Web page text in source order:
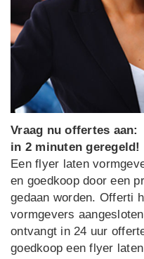
Vraag nu offertes aan:
in 2 minuten geregeld!
Een flyer laten
en goedkoop door een
gedaan worden. Offerti
vormgevers
ontvangt in 24 uur
goedkoop een flyer